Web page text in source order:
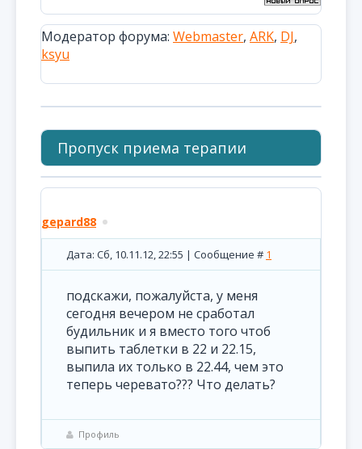
Модератор форума: Webmaster, ARK, DJ,
ksyu
Пропуск приема терапии
gepard88
Дата: Сб, 10.11.12, 22:55 | Сообщение # 1
подскажи, пожалуйста, у меня
сегодня вечером не сработал
будильник и я вместо того чтоб
выпить таблетки в 22 и 22.15,
выпила их только в 22.44, чем это
теперь черевато??? Что делать?
Профиль